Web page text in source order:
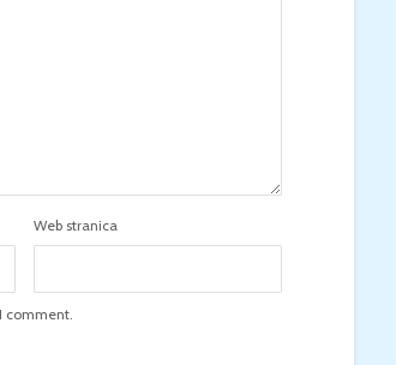
Web stranica
comment.